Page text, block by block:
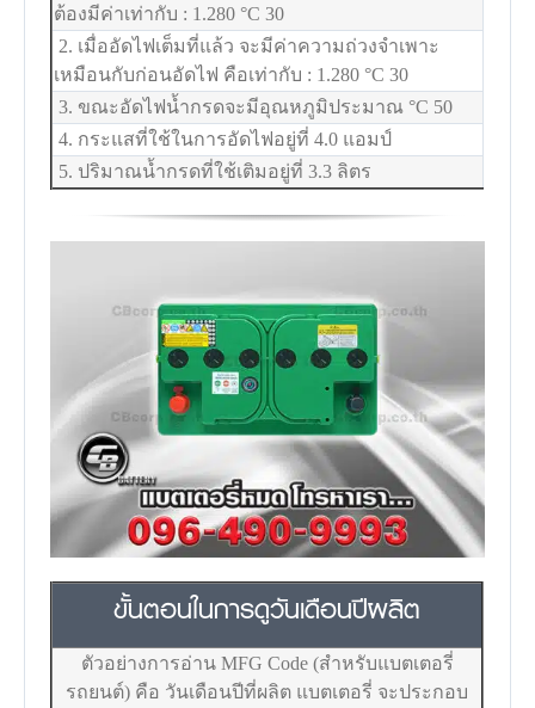
ต้องมีค่าเท่ากับ : 1.280 °C 30
2. เมื่ออัดไฟเต็มที่แล้ว จะมีค่าความถ่วงจำเพาะ
เหมือนกับก่อนอัดไฟ คือเท่ากับ : 1.280 °C 30
3. ขณะอัดไฟน้ำกรดจะมีอุณหภูมิประมาณ °C 50
4. กระแสที่ใช้ในการอัดไฟอยู่ที่ 4.0 แอมป์
5. ปริมาณน้ำกรดที่ใช้เติมอยู่ที่ 3.3 ลิตร
ขั้นตอนในการดูวันเดือนปีผลิต
ตัวอย่างการอ่าน MFG Code (สำหรับแบตเตอรี่
รถยนต์) คือ วันเดือนปีที่ผลิต แบตเตอรี่ จะประกอบ